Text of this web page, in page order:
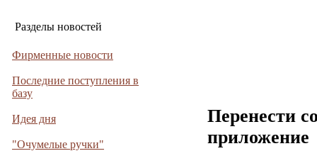
Разделы новостей
Фирменные новости
Последние поступления в
базу
Идея дня
"Очумелые ручки"
Перенести
приложение